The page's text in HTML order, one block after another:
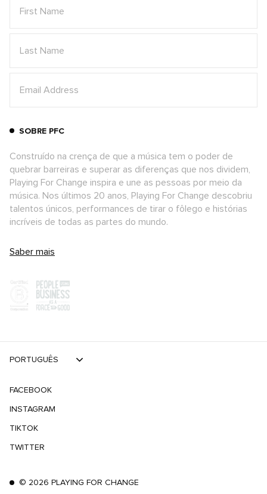
SOBRE PFC
Construído na crença de que a música tem o poder de
quebrar barreiras e superar as diferenças que nos dividem,
Playing For Change inspira e une as pessoas por meio da
música. Nos últimos 20 anos, Playing For Change descobriu
talentos únicos, performances de tirar o fôlego e histórias
incríveis de todas as partes do mundo.
Saber mais
© 2026 PLAYING FOR CHANGE
FACEBOOK
INSTAGRAM
TIKTOK
TWITTER
PORTUGUÊS